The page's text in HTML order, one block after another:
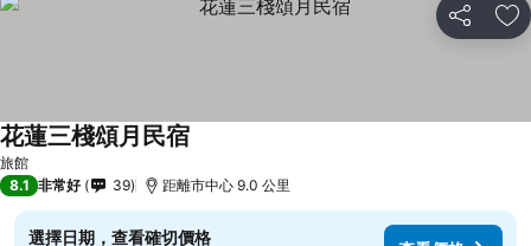
分享 加
旅館
花蓮三棧頌月民宿
8.1 非常好 39 距離市中心 9.0 公里
選擇日期，查看確切價格